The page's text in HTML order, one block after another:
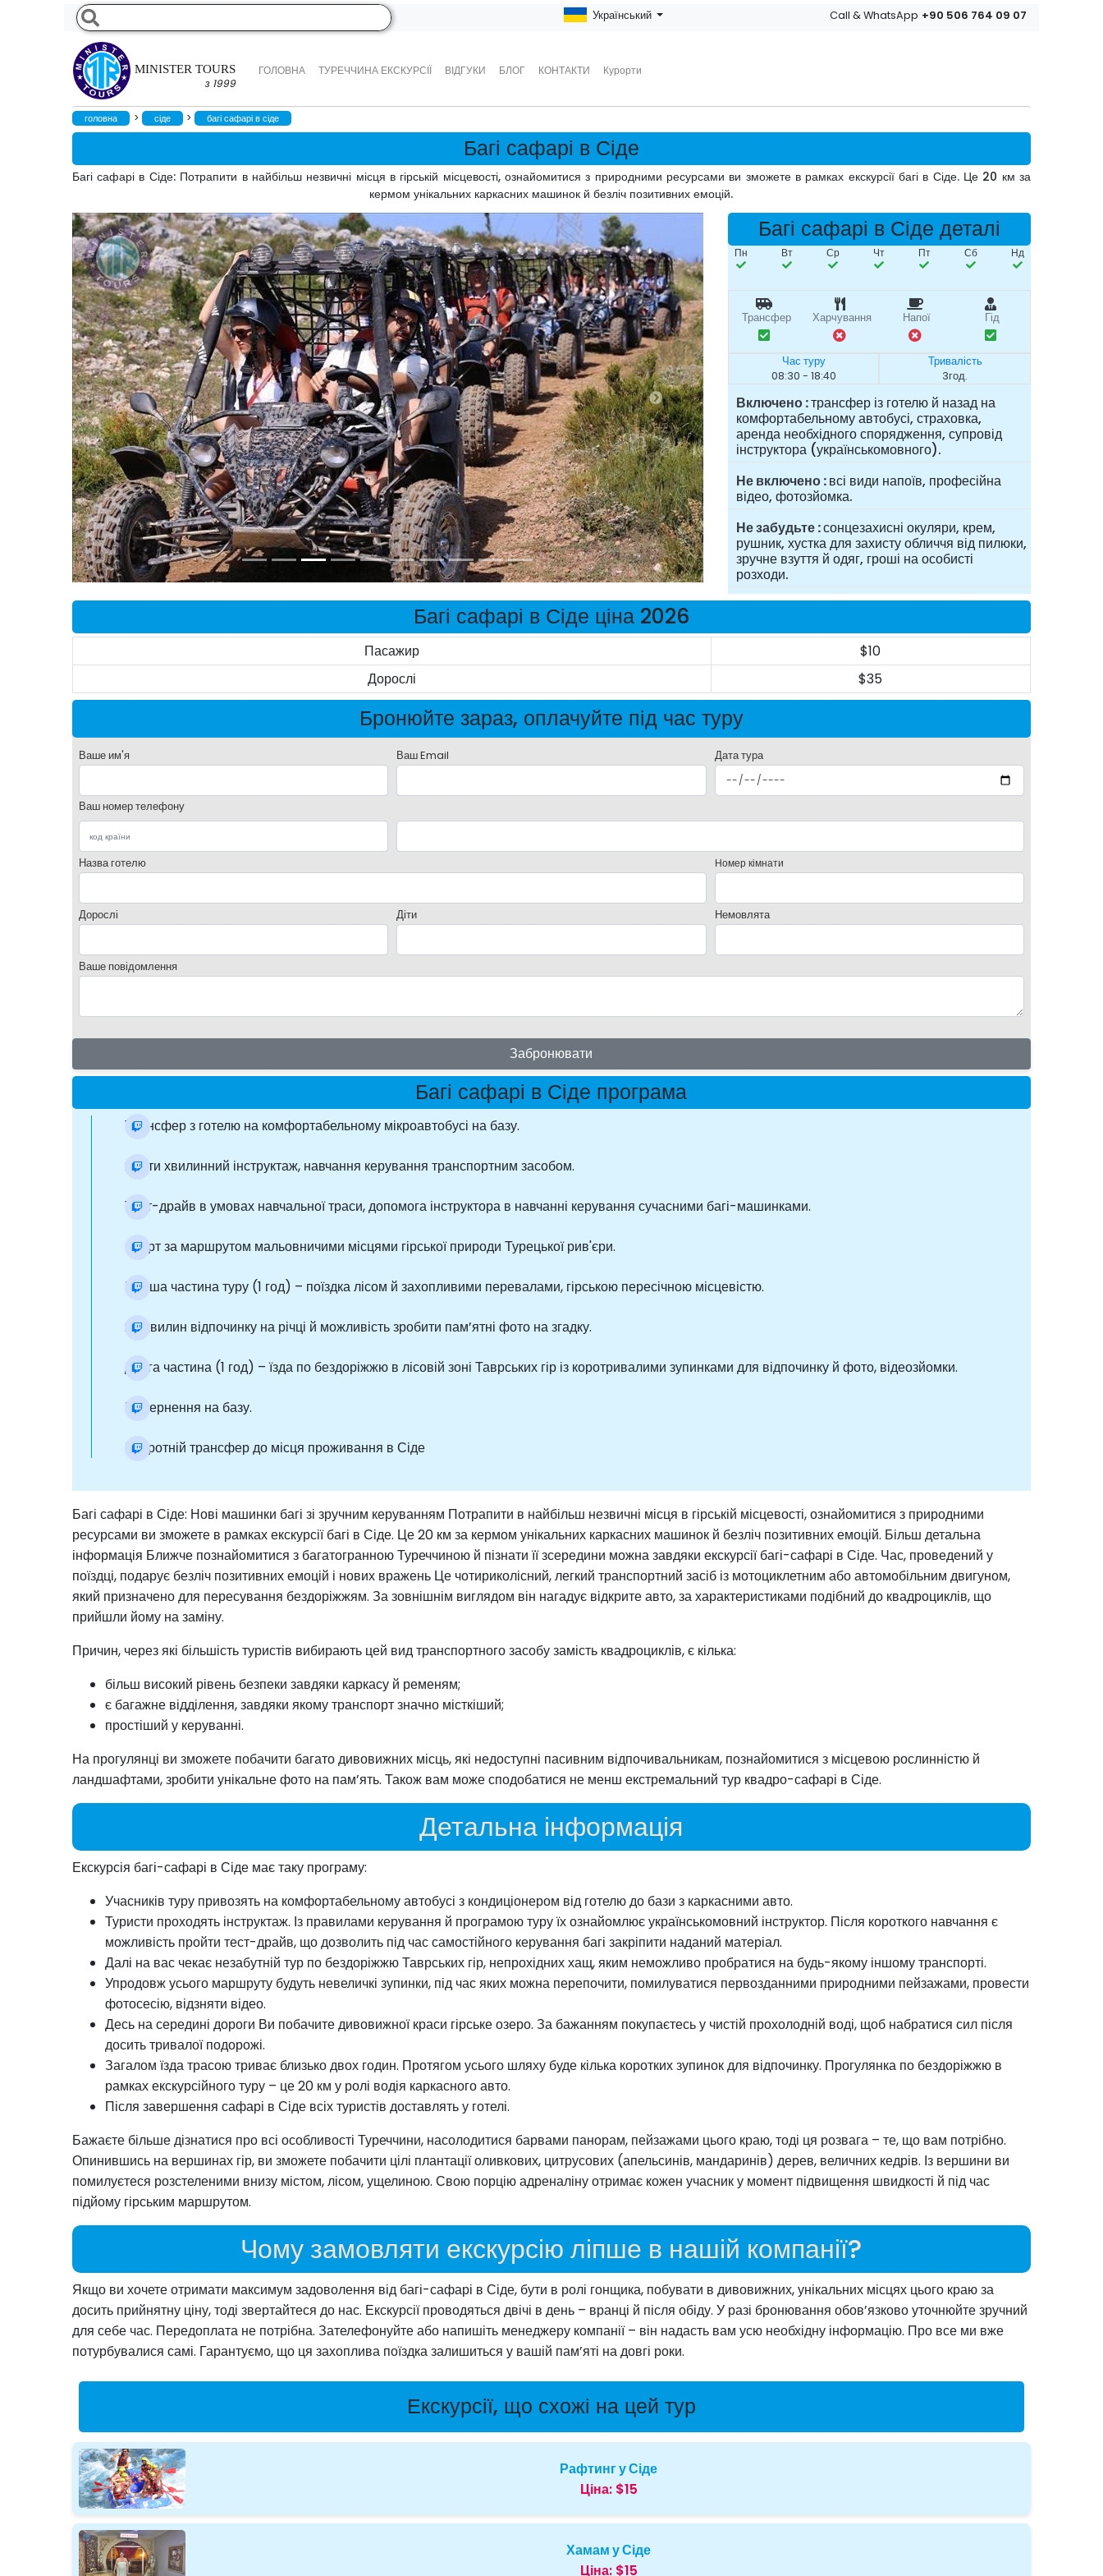
MINISTER TOURS
з 1999
ГОЛОВНА ТУРЕЧЧИНА ЕКСКУРСІЇ ВІДГУКИ БЛОГ КОНТАКТИ Курорти
Український Call & WhatsApp +90 506 764 09 07
головна > сіде > багі сафарі в сіде
Багі сафарі в Сіде
Багі сафарі в Сіде: Потрапити в найбільш незвичні місця в гірській місцевості, ознайомитися з природними ресурсами ви зможете в рамках екскурсії багі в Сіде. Це 20 км за
кермом унікальних каркасних машинок й безліч позитивних емоцій.
Багі сафарі в Сіде деталі
Пн Вт Ср Чт Пт Сб Нд
Трансфер Харчування Напої Гід
Час туру
08:30 - 18:40
Тривалість
3год.
Включено трансфер із готелю й назад на
комфортабельному автобусі, страховка,
аренда необхідного спорядження, супровід
інструктора (українськомовного).
Не включено всі види напоїв, професійна
відео, фотозйомка.
Не забудьте сонцезахисні окуляри, крем,
рушник, хустка для захисту обличчя від пилюки,
зручне взуття й одяг, гроші на особисті
розходи.
Багі сафарі в Сіде ціна 2026
Пасажир
$10
Дорослі
$35
Бронюйте зараз, оплачуйте під час туру
Ваше им'я Ваш Email Дата тура
Ваш номер телефону
Назва готелю Номер кімнати
Дорослі Діти Немовлята
Ваше повідомлення
Забронювати
Багі сафарі в Сіде програма
Трансфер з готелю на комфортабельному мікроавтобусі на базу.
20-ти хвилинний інструктаж, навчання керування транспортним засобом.
Тест-драйв в умовах навчальної траси, допомога інструктора в навчанні керування сучасними багі-машинками.
Старт за маршрутом мальовничими місцями гірської природи Турецької рив'єри.
Перша частина туру (1 год) – поїздка лісом й захопливими перевалами, гірською пересічною місцевістю.
20 хвилин відпочинку на річці й можливість зробити пам’ятні фото на згадку.
Друга частина (1 год) – їзда по бездоріжжю в лісовій зоні Таврських гір із коротривалими зупинками для відпочинку й фото, відеозйомки.
Повернення на базу.
Зворотній трансфер до місця проживання в Сіде
Багі сафарі в Сіде: Нові машинки багі зі зручним керуванням Потрапити в найбільш незвичні місця в гірській місцевості, ознайомитися з природними
ресурсами ви зможете в рамках екскурсії багі в Сіде. Це 20 км за кермом унікальних каркасних машинок й безліч позитивних емоцій. Більш детальна
інформація Ближче познайомитися з багатогранною Туреччиною й пізнати її зсередини можна завдяки екскурсії багі-сафарі в Сіде. Час, проведений у
поїздці, подарує безліч позитивних емоцій і нових вражень Це чотириколісний, легкий транспортний засіб із мотоциклетним або автомобільним двигуном,
який призначено для пересування бездоріжжям. За зовнішнім виглядом він нагадує відкрите авто, за характеристиками подібний до квадроциклів, що
прийшли йому на заміну.
Причин, через які більшість туристів вибирають цей вид транспортного засобу замість квадроциклів, є кілька:
більш високий рівень безпеки завдяки каркасу й ременям;
є багажне відділення, завдяки якому транспорт значно місткіший;
простіший у керуванні.
На прогулянці ви зможете побачити багато дивовижних місць, які недоступні пасивним відпочивальникам, познайомитися з місцевою рослинністю й
ландшафтами, зробити унікальне фото на пам’ять. Також вам може сподобатися не менш екстремальний тур квадро-сафарі в Сіде.
Детальна інформація
Екскурсія багі-сафарі в Сіде має таку програму:
Учасників туру привозять на комфортабельному автобусі з кондиціонером від готелю до бази з каркасними авто.
Туристи проходять інструктаж. Із правилами керування й програмою туру їх ознайомлює українськомовний інструктор. Після короткого навчання є
можливість пройти тест-драйв, що дозволить під час самостійного керування багі закріпити наданий матеріал.
Далі на вас чекає незабутній тур по бездоріжжю Таврських гір, непрохідних хащ, яким неможливо пробратися на будь-якому іншому транспорті.
Упродовж усього маршруту будуть невеличкі зупинки, під час яких можна перепочити, помилуватися первозданними природними пейзажами, провести
фотосесію, відзняти відео.
Десь на середині дороги Ви побачите дивовижної краси гірське озеро. За бажанням покупаєтесь у чистій прохолодній воді, щоб набратися сил після
досить тривалої подорожі.
Загалом їзда трасою триває близько двох годин. Протягом усього шляху буде кілька коротких зупинок для відпочинку. Прогулянка по бездоріжжю в
рамках екскурсійного туру – це 20 км у ролі водія каркасного авто.
Після завершення сафарі в Сіде всіх туристів доставлять у готелі.
Бажаєте більше дізнатися про всі особливості Туреччини, насолодитися барвами панорам, пейзажами цього краю, тоді ця розвага – те, що вам потрібно.
Опинившись на вершинах гір, ви зможете побачити цілі плантації оливкових, цитрусових (апельсинів, мандаринів) дерев, величних кедрів. Із вершини ви
помилуєтеся розстеленими внизу містом, лісом, ущелиною. Свою порцію адреналіну отримає кожен учасник у момент підвищення швидкості й під час
підйому гірським маршрутом.
Чому замовляти екскурсію ліпше в нашій компанії?
Якщо ви хочете отримати максимум задоволення від багі-сафарі в Сіде, бути в ролі гонщика, побувати в дивовижних, унікальних місцях цього краю за
досить прийнятну ціну, тоді звертайтеся до нас. Екскурсії проводяться двічі в день – вранці й після обіду. У разі бронювання обов’язково уточнюйте зручний
для себе час. Передоплата не потрібна. Зателефонуйте або напишіть менеджеру компанії – він надасть вам усю необхідну інформацію. Про все ми вже
потурбувалися самі. Гарантуємо, що ця захоплива поїздка залишиться у вашій пам’яті на довгі роки.
Екскурсії, що схожі на цей тур
Рафтинг у Сіде
Ціна: $15
Хамам у Сіде
Ціна: $15